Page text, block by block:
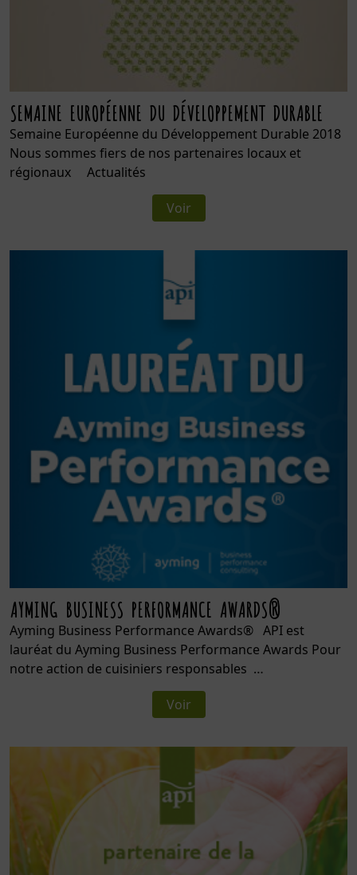
SEMAINE EUROPÉENNE DU DÉVELOPPEMENT DURABLE
Semaine Européenne du Développement Durable 2018
Nous sommes fiers de nos partenaires locaux et
régionaux Actualités
Voir
AYMING BUSINESS PERFORMANCE AWARDS®
Ayming Business Performance Awards® API est
lauréat du Ayming Business Performance Awards Pour
notre action de cuisiniers responsables …
Voir